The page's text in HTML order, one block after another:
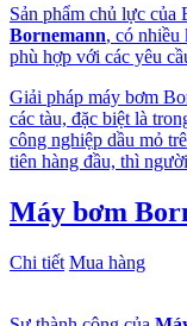
Sản phẩm chủ lực của
Bornemann, có nhiều
phù hợp với các yêu
Giải pháp máy bơm
các tàu, đặc biệt là
công nghiệp dầu mỏ
tiên hàng đầu, thì
Máy bơm
Chi tiết Mua hàng